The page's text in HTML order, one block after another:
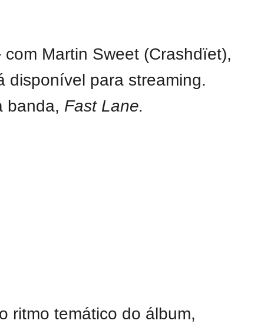
com Martin Sweet (Crashdïet),
disponível para streaming.
banda, Fast Lane.
ritmo temático do álbum,